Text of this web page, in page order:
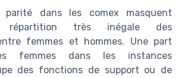
dans les comex masquent
répartition très inégale des
femmes et hommes. Une part
femmes dans les instances
des fonctions de support ou de